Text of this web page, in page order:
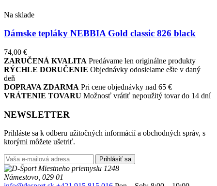
Na sklade
Dámske tepláky NEBBIA Gold classic 826 black
74,00 €
ZARUČENÁ KVALITA Predávame len originálne produkty
RÝCHLE DORUČENIE Objednávky odosielame ešte v daný
deň
DOPRAVA ZDARMA Pri cene objednávky nad 65 €
VRÁTENIE TOVARU Možnosť vrátiť nepoužitý tovar do 14 dní
NEWSLETTER
Prihláste sa k odberu užitočných informácií a obchodných správ, s
ktorými môžete ušetriť.
Prihlásiť sa
Miestneho priemyslu 1248
Námestovo, 029 01